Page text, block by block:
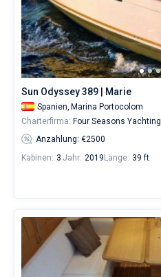
Portocolom
ohne
Skipper
wählen,
das
Boot
und
selbst
verwalten.
Im
Sailica-
Katalog
Sie
Angebote
Sun Odyssey 389 | Marie
Spanien, Marina Portocolom
Charterfirma: Four Seasons Yachting
Anzahlung: €2500
Kabinen: 3 Jahr: 2019 Länge: 39 ft
Bareboat
Kapitan